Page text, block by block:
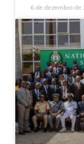
6 de dezembro de